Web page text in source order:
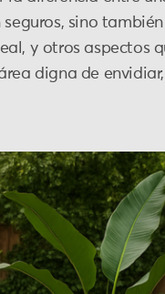
sino
y otros aspectos
digna de